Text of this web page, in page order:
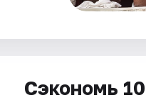
Сэкономь